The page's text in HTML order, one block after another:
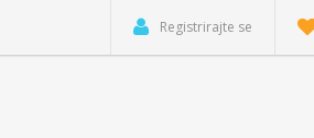
Registrirajte se